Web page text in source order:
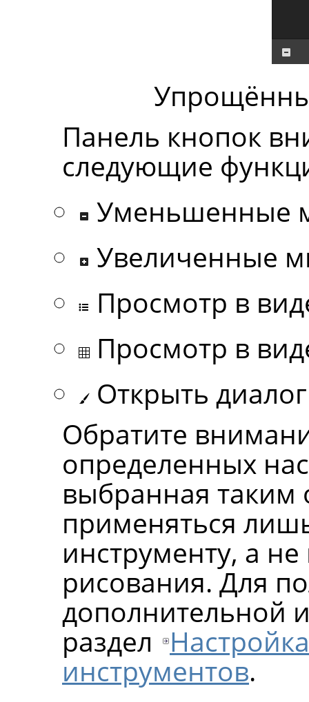
Панель кнопок
следующие
Уменьшенные
Увеличенные
Просмотр в
Просмотр в
Открыть
Обратите
определенных
выбранная
применяться
инструменту, а
рисования. Для
дополнительной
раздел
инструментов.